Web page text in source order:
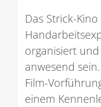
Das Strick-
organisiert
anwesend
Film-
einem